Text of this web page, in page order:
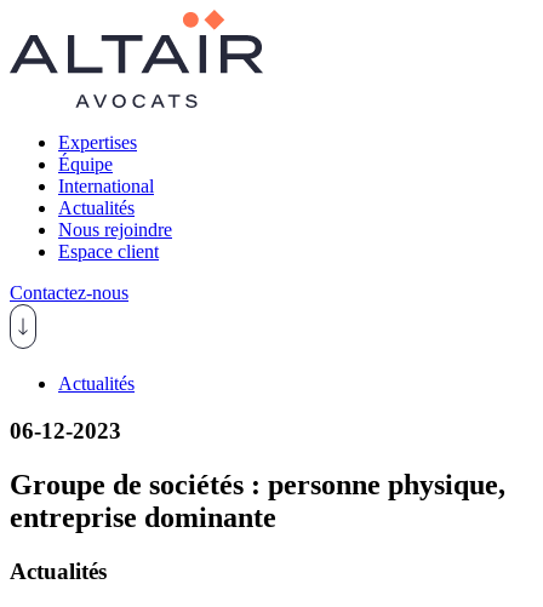
Expertises
Équipe
International
Actualités
Nous rejoindre
Espace client
Contactez-nous
Actualités
06-12-2023
Groupe de sociétés : personne physique,
entreprise dominante
Actualités